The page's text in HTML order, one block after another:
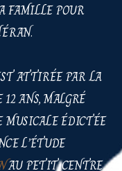
FAMILLE POUR
ATTIRÉE PAR LA
12 ANS, MALGRÉ
ÉDICTÉE
L’ÉTUDE
AU PETIT CENTRE